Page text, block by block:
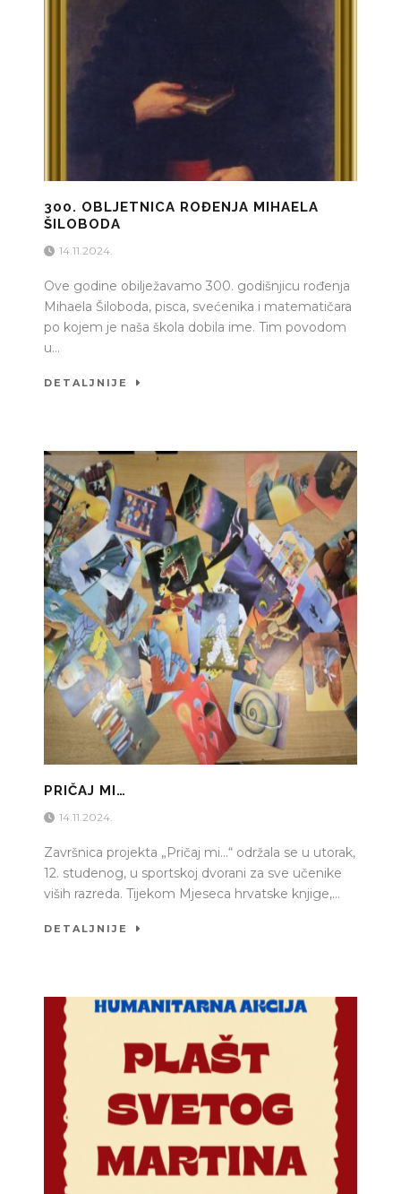
300. OBLJETNICA ROĐENJA MIHAELA
ŠILOBODA
14.11.2024.
Ove godine obilježavamo 300. godišnjicu rođenja
Mihaela Šiloboda, pisca, svećenika i matematičara
po kojem je naša škola dobila ime. Tim povodom
u...
DETALJNIJE
PRIČAJ MI…
14.11.2024.
Završnica projekta „Pričaj mi…“ održala se u utorak,
12. studenog, u sportskoj dvorani za sve učenike
viših razreda. Tijekom Mjeseca hrvatske knjige,...
DETALJNIJE